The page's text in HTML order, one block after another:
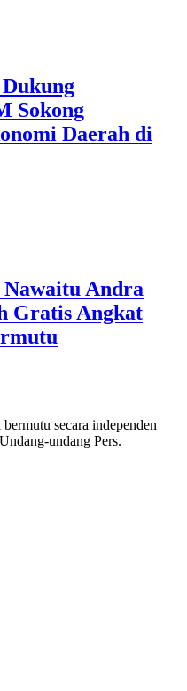
Sokong
Daerah di
Nawaitu Andra
Gratis Angkat
secara independen
undang Pers.